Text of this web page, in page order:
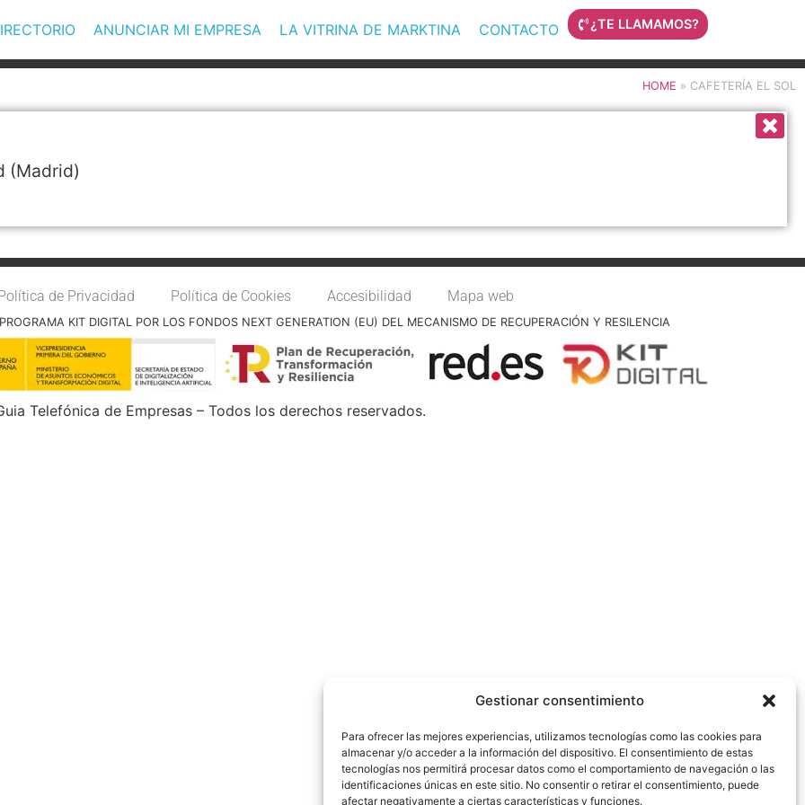
Gestionar consentimiento
Para ofrecer las mejores experiencias, utilizamos tecnologías como las cookies para
almacenar y/o acceder a la información del dispositivo. El consentimiento de estas
tecnologías nos permitirá procesar datos como el comportamiento de navegación o las
identificaciones únicas en este sitio. No consentir o retirar el consentimiento, puede
afectar negativamente a ciertas características y funciones.
ANUNCIAR MI EMPRESA LA VITRINA DE MARKTINA CONTACTO ¿TE LLAMAMOS?
HOME » CAFETERÍA EL SOL
(Madrid)
de Privacidad Política de Cookies Accesibilidad Mapa web
KIT DIGITAL POR LOS FONDOS NEXT GENERATION (EU) DEL MECANISMO DE RECUPERACIÓN Y RESILENCIA
Telefónica de Empresas – Todos los derechos reservados.